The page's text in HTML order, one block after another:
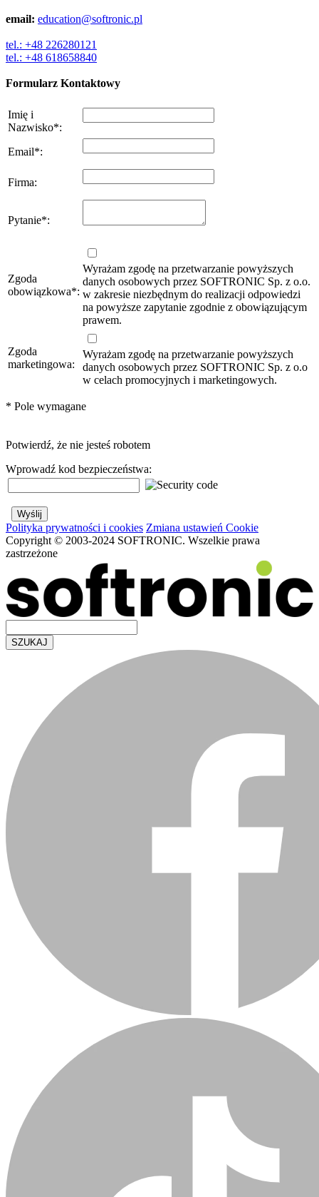
email: education@softronic.pl
tel.: +48 226280121
tel.: +48 618658840
Formularz Kontaktowy
Imię i
Nazwisko*:
Email*:
Firma:
Pytanie*:
Zgoda
obowiązkowa*:
Wyrażam zgodę na przetwarzanie powyższych
danych osobowych przez SOFTRONIC Sp. z o.o.
w zakresie niezbędnym do realizacji odpowiedzi
na powyższe zapytanie zgodnie z obowiązującym
prawem.
Zgoda
marketingowa:
Wyrażam zgodę na przetwarzanie powyższych
danych osobowych przez SOFTRONIC Sp. z o.o
w celach promocyjnych i marketingowych.
* Pole wymagane
Potwierdź, że nie jesteś robotem
Wprowadź kod bezpieczeństwa:
Polityka prywatności i cookies Zmiana ustawień Cookie
Copyright © 2003-2024 SOFTRONIC. Wszelkie prawa
zastrzeżone